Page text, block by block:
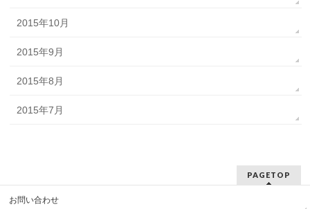
2015年10月
2015年9月
2015年8月
2015年7月
PAGETOP
お問い合わせ